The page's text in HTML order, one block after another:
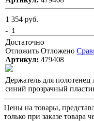
1 354 руб.
-
Достаточно
Отложить Отложено
Артикул: 479408
Держатель для полотенец
синий прозрачный
Цены на товары,
только при заказе товара